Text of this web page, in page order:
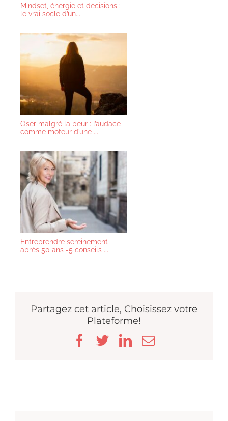
Mindset, énergie et décisions :
le vrai socle d’un...
Oser malgré la peur : l’audace
comme moteur d’une ...
Entreprendre sereinement
après 50 ans -5 conseils ...
Partagez cet article, Choisissez votre
Plateforme!
Facebook
TwitterLinkedIn
Email